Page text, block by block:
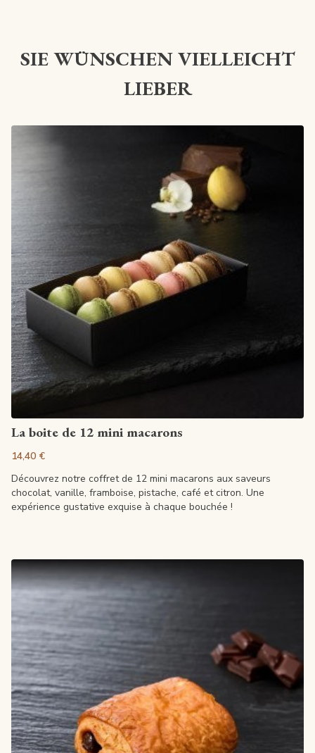
SIE WÜNSCHEN VIELLEICHT
LIEBER
Artikel anzeigen
La boite de 12 mini macarons
14,40 €
Découvrez notre coffret de 12 mini macarons aux saveurs
chocolat, vanille, framboise, pistache, café et citron. Une
expérience gustative exquise à chaque bouchée !